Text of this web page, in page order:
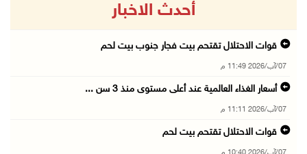
أحدث الاخبار
قوات الاحتلال تقتحم بيت فجار جنوب بيت لحم
07/آب/2026 11:49 م
أسعار الغذاء العالمية عند أعلى مستوى منذ 3 سن ...
07/آب/2026 11:11 م
قوات الاحتلال تقتحم بيت لحم